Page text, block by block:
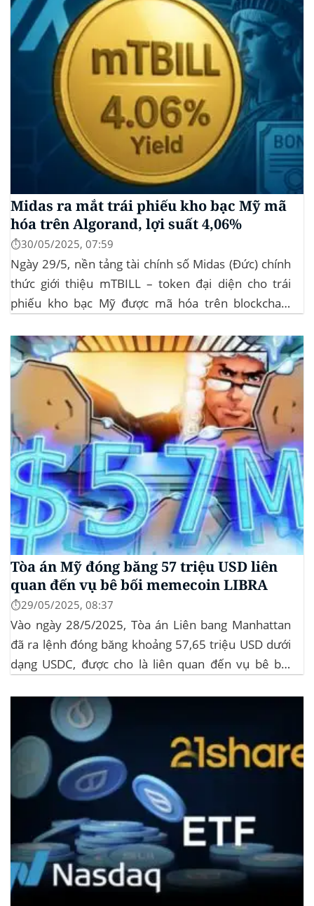
Midas ra mắt trái phiếu kho bạc Mỹ mã
hóa trên Algorand, lợi suất 4,06%
⏱️30/05/2025, 07:59
Ngày 29/5, nền tảng tài chính số Midas (Đức) chính
thức giới thiệu mTBILL – token đại diện cho trái
phiếu kho bạc Mỹ được mã hóa trên blockchain
không yêu cầu mức đầu tư tối thiểu. mTBILL được
bảo chứng bằng...
Tòa án Mỹ đóng băng 57 triệu USD liên
quan đến vụ bê bối memecoin LIBRA
⏱️29/05/2025, 08:37
Vào ngày 28/5/2025, Tòa án Liên bang Manhattan
đã ra lệnh đóng băng khoảng 57,65 triệu USD dưới
dạng USDC, được cho là liên quan đến vụ bê bối
tập thể do Burwick Law đại diện, cáo buộc các công